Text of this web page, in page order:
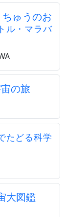
ゅうのお
ル・マラバ
の旅
たどる科学
大図鑑